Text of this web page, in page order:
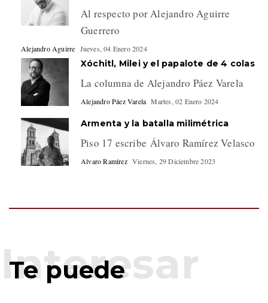
Al respecto por Alejandro Aguirre
Guerrero
Alejandro Aguirre Jueves, 04 Enero 2024
Xóchitl, Milei y el papalote de 4 colas
La columna de Alejandro Páez Varela
Alejandro Páez Varela Martes, 02 Enero 2024
Armenta y la batalla milimétrica
Piso 17 escribe Álvaro Ramírez Velasco
Alvaro Ramírez Viernes, 29 Diciembre 2023
Te puede